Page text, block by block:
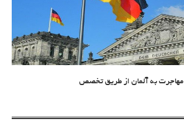
مهاجرت به آلمان از طریق تخصص